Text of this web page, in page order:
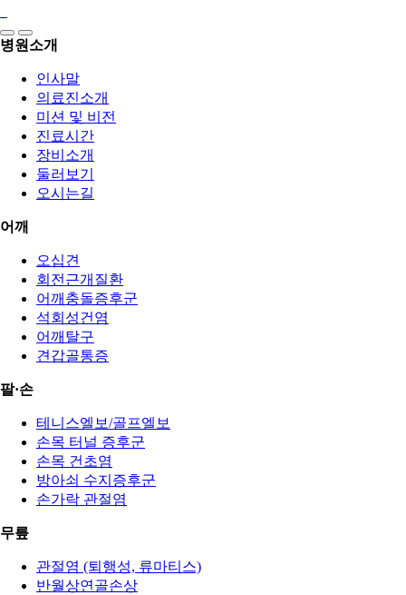
병원소개
인사말
의료진소개
미션 및 비전
진료시간
장비소개
둘러보기
오시는길
어깨
오십견
회전근개질환
어깨충돌증후군
석회성건염
어깨탈구
견갑골통증
팔·손
테니스엘보/골프엘보
손목 터널 증후군
손목 건초염
방아쇠 수지증후군
손가락 관절염
무릎
관절염 (퇴행성, 류마티스)
반월상연골손상